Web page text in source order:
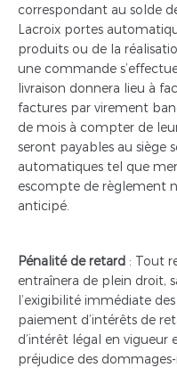
correspondant au solde
Lacroix portes
produits ou de la
une commande
livraison donnera lieu à
factures par virement
de mois à compter de
seront payables au siège
automatiques tel que
escompte de règlement
anticipé.
Pénalité de retard : Tout
entraînera de plein droit,
l’exigibilité immédiate
paiement d’intérêts de
d’intérêt légal en vigueur
préjudice des